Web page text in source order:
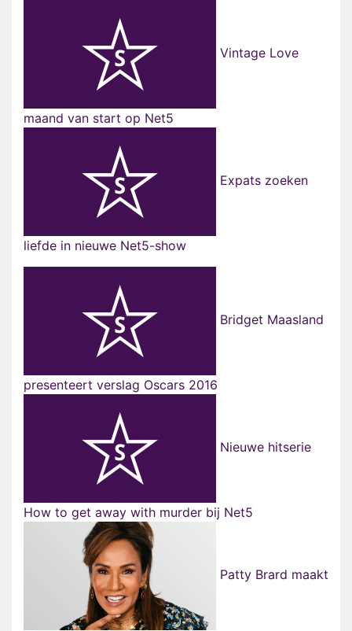
Vintage Love
maand van start op Net5
Expats zoeken
liefde in nieuwe Net5-show
Bridget Maasland
presenteert verslag Oscars 2016
Nieuwe hitserie
How to get away with murder bij Net5
Patty Brard maakt